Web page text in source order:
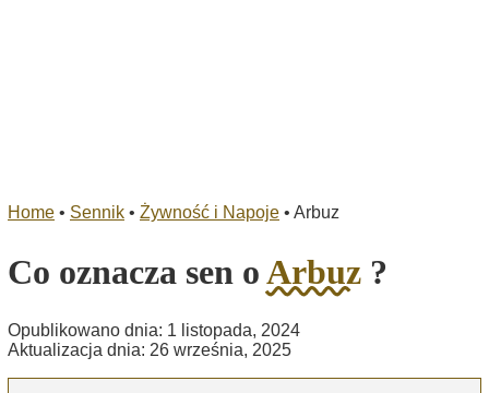
Home • Sennik • Żywność i Napoje • Arbuz
Co oznacza sen oArbuz ?
Opublikowano dnia: 1 listopada, 2024
Aktualizacja dnia: 26 września, 2025